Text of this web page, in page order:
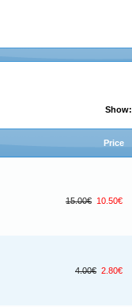
Show:
Price
15.00€ 10.50€
4.00€ 2.80€